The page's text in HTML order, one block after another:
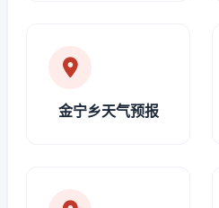
金宁乡天气预报